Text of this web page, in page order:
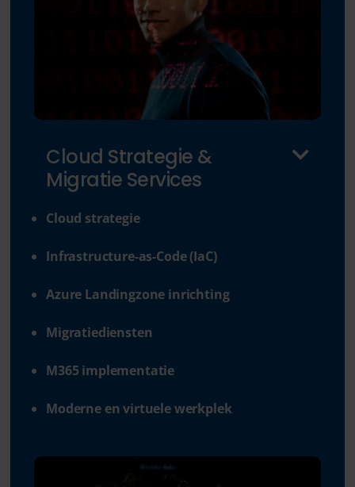
Cloud Strategie &
Migratie Services
Cloud strategie
Infrastructure-as-Code (IaC)
Azure Landingzone inrichting
Migratiediensten
M365 implementatie
Moderne en virtuele werkplek